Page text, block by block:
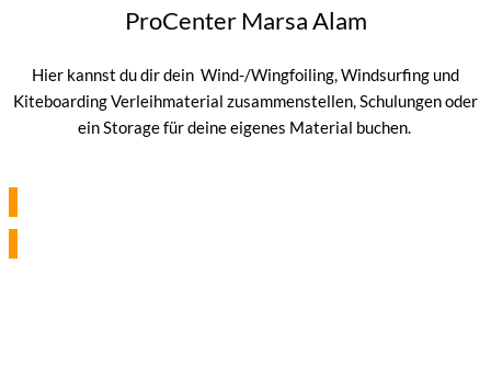
ProCenter Marsa Alam
Hier kannst du dir dein Wind-/Wingfoiling, Windsurfing und
Kiteboarding Verleihmaterial zusammenstellen, Schulungen oder
ein Storage für deine eigenes Material buchen.
weiter zum Shop